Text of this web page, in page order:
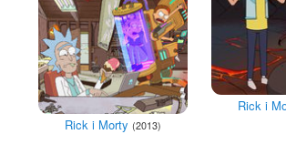
Rick i Morty (2013)
Rick i